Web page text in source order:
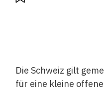
Die Schweiz gilt
für eine kleine